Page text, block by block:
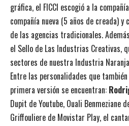
gráfica, el FICCI escogió a la
compañía nueva (5 años de creada)
de las agencias tradicionales.
el Sello de Las Industrias Creativas,
sectores de nuestra Industria
Entre las personalidades que
primera versión se encuentran:
Dupit de Youtube, Ouali Benmeziane
Griffouliere de Movistar Play, el